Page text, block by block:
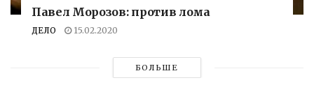
Павел Морозов: против лома
ДЕЛО 15.02.2020
БОЛЬШЕ